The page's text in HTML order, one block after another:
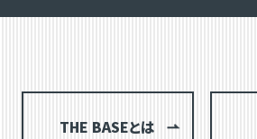
THE BASEとは